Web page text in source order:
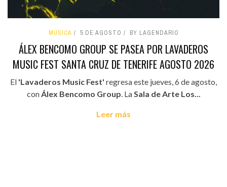
MÚSICA 5 DE AGOSTO BY LAGENDARIO
ÁLEX BENCOMO GROUP SE PASEA POR LAVADEROS
MUSIC FEST SANTA CRUZ DE TENERIFE AGOSTO 2026
El 'Lavaderos Music Fest' regresa este jueves, 6 de agosto,
conÁlex Bencomo Group. LaSala de Arte Los...
Leer más